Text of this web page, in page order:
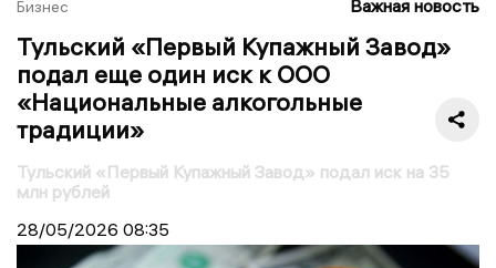
Бизнес Важная новость
Тульский «Первый Купажный Завод»
подал еще один иск к ООО
«Национальные алкогольные
традиции»
Тульский «Первый Купажный Завод» подал иск на 35
млн рублей
28/05/2026 08:35